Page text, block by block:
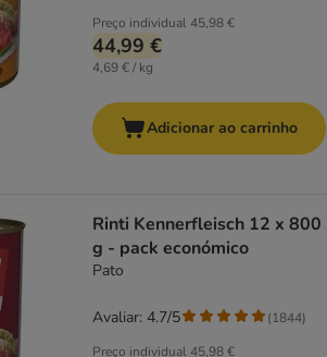
Preço individual45,98 €
44,99 €
4,69 € / kg
Adicionar ao carrinho
Rinti Kennerfleisch 12 x 800
g - pack económico
Pato
Preço individual45,98 €
Avaliar: 4.7/5 (1844)